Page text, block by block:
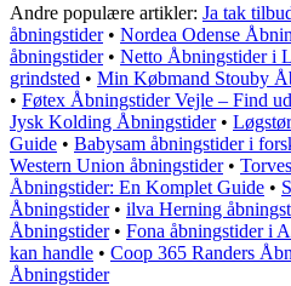
Andre populære artikler: Ja tak
åbningstider• Nordea Odense
åbningstider• Netto Åbningstider i
grindsted • Min Købmand Stouby
• Føtex Åbningstider Vejle – Find
Jysk Kolding Åbningstider•
Guide • Babysam åbningstider i
Western Union åbningstider•
Åbningstider: En Komplet Guide •
Åbningstider• ilva Herning
Åbningstider• Fona åbningstider i
kan handle • Coop 365 Randers
Åbningstider